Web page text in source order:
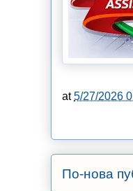
at5/27/2026
По-нова